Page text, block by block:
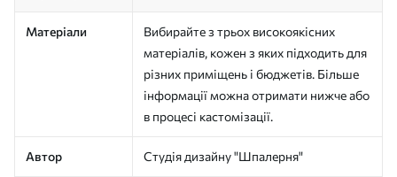
Матеріали
Вибирайте з трьох високоякісних
матеріалів, кожен з яких підходить для
різних приміщень і бюджетів. Більше
інформації можна отримати нижче або
в процесі кастомізації.
Автор Студія дизайну "Шпалерня"